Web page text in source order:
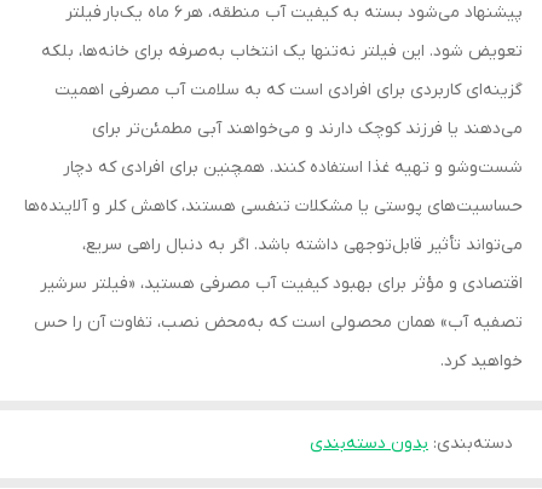
پیشنهاد می‌شود بسته به کیفیت آب منطقه، هر 6 ماه یک‌بار فیلتر
تعویض شود. این فیلتر نه‌تنها یک انتخاب به‌صرفه برای خانه‌ها، بلکه
گزینه‌ای کاربردی برای افرادی است که به سلامت آب مصرفی اهمیت
می‌دهند یا فرزند کوچک دارند و می‌خواهند آبی مطمئن‌تر برای
شست‌وشو و تهیه غذا استفاده کنند. همچنین برای افرادی که دچار
حساسیت‌های پوستی یا مشکلات تنفسی هستند، کاهش کلر و آلاینده‌ها
می‌تواند تأثیر قابل‌توجهی داشته باشد. اگر به دنبال راهی سریع،
اقتصادی و مؤثر برای بهبود کیفیت آب مصرفی هستید، «فیلتر سرشیر
تصفیه آب» همان محصولی است که به‌محض نصب، تفاوت آن را حس
خواهید کرد.
دسته‌بندی: بدون دسته‌بندی